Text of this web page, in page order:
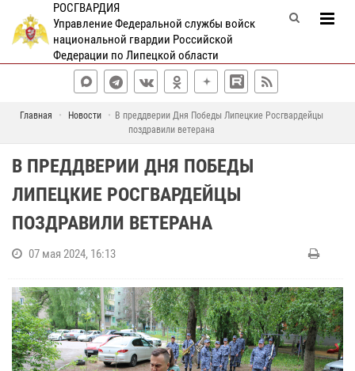
РОСГВАРДИЯ
Управление Федеральной службы войск
национальной гвардии Российской
Федерации по Липецкой области
Главная Новости
В преддверии Дня Победы Липецкие Росгвардейцы
поздравили ветерана
В ПРЕДДВЕРИИ ДНЯ ПОБЕДЫ
ЛИПЕЦКИЕ РОСГВАРДЕЙЦЫ
ПОЗДРАВИЛИ ВЕТЕРАНА
07 мая 2024, 16:13